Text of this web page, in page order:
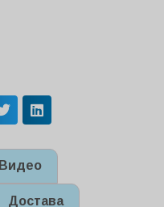
Видео
Достава